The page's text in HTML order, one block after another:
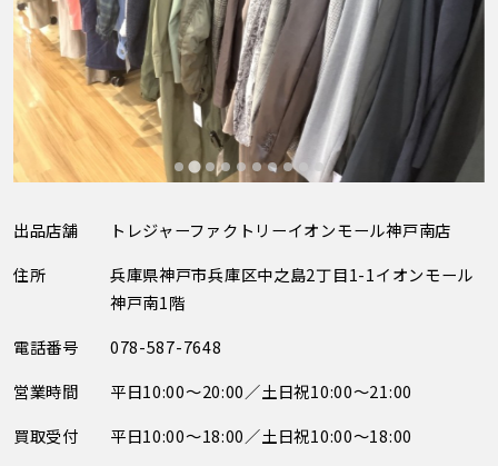
出品店舗
トレジャーファクトリーイオンモール神戸南店
住所
兵庫県神戸市兵庫区中之島2丁目1-1イオンモール
神戸南1階
電話番号
078-587-7648
営業時間
平日10:00～20:00／土日祝10:00～21:00
買取受付
平日10:00～18:00／土日祝10:00～18:00